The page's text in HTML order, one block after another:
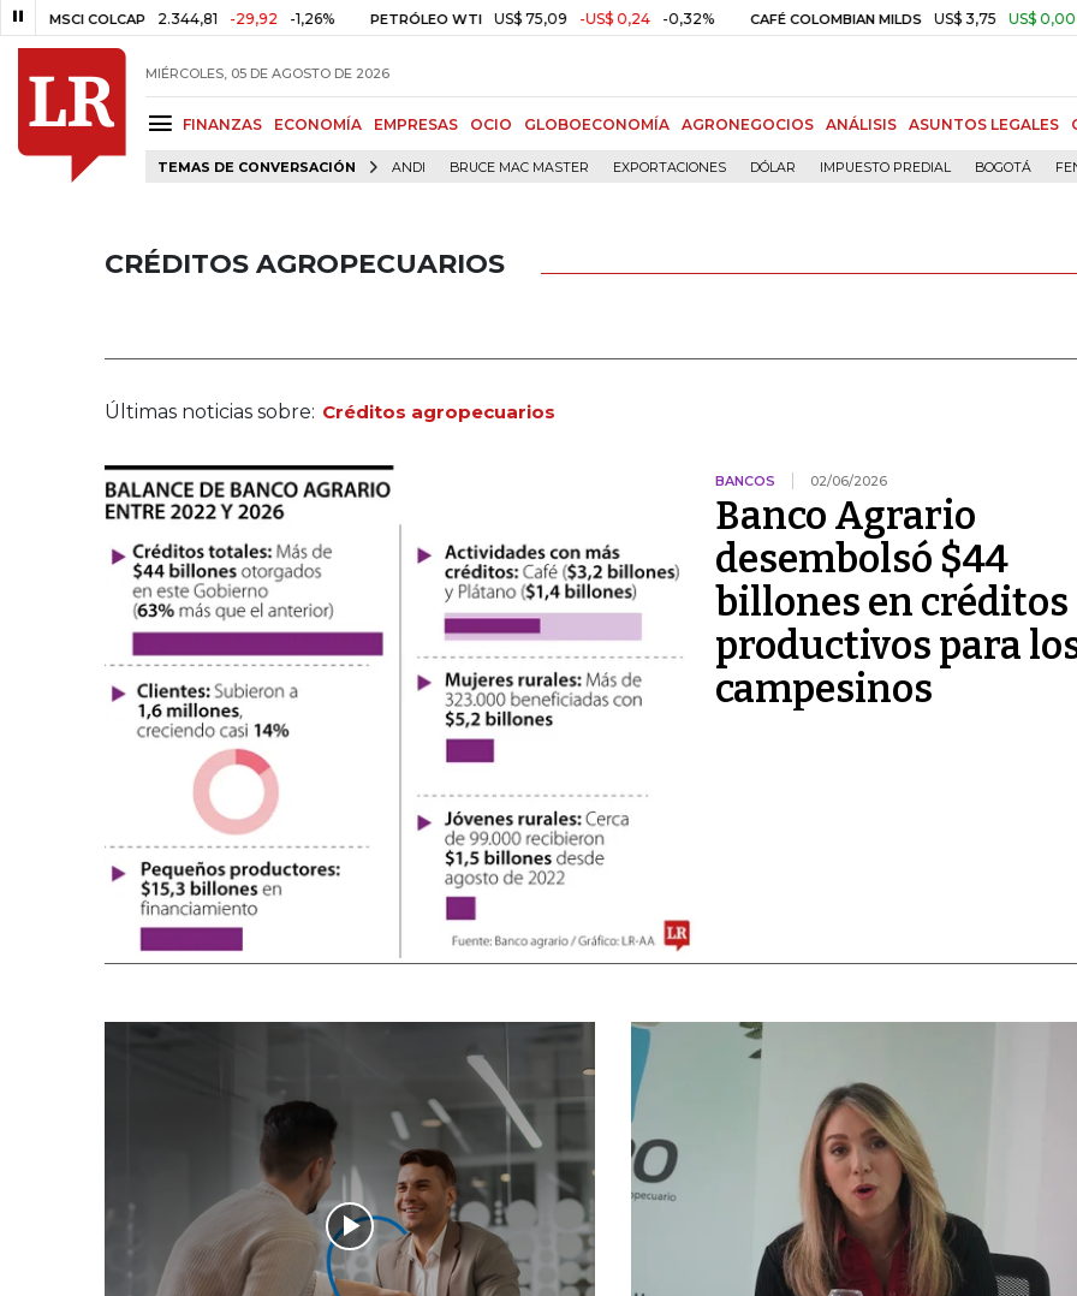
COLCAP 2.344,81 -29,92 -1,26% PETRÓLEO WTI US$ 75,09 -US$ 0,24 -0,32% CAFÉ COLOMBIAN MILDS US$ 3,75 US$ 0,00 +0,01%
MIÉRCOLES, 05 DE AGOSTO DE 2026
FINANZAS ECONOMÍA EMPRESAS OCIO GLOBOECONOMÍA AGRONEGOCIOS ANÁLISIS ASUNTOS LEGALES
TEMAS DE CONVERSACIÓN ANDI BRUCE MAC MASTER EXPORTACIONES DÓLAR IMPUESTO PREDIAL BOGOTÁ
CRÉDITOS AGROPECUARIOS
Últimas noticias sobre: Créditos agropecuarios
BANCOS 02/06/2026
Banco Agrario
desembolsó $44
billones en créditos
productivos para
campesinos